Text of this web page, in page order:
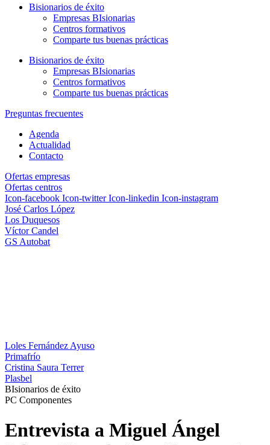
Bisionarios de éxito
Empresas BIsionarias
Centros formativos
Comparte tus buenas prácticas
Bisionarios de éxito
Empresas BIsionarias
Centros formativos
Comparte tus buenas prácticas
Preguntas frecuentes
Agenda
Actualidad
Contacto
Ofertas empresas
Ofertas centros
Icon-facebook Icon-twitter Icon-linkedin Icon-instagram
José Carlos López
Los Duquesos
Víctor Candel
GS Autobat
Loles Fernández Ayuso
Primafrío
Cristina Saura Terrer
Plasbel
BIsionarios de éxito
PC Componentes
Entrevista a Miguel Ángel